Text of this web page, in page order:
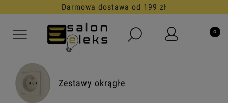
Darmowa dostawa od 199 zł
Zestawy okrągłe